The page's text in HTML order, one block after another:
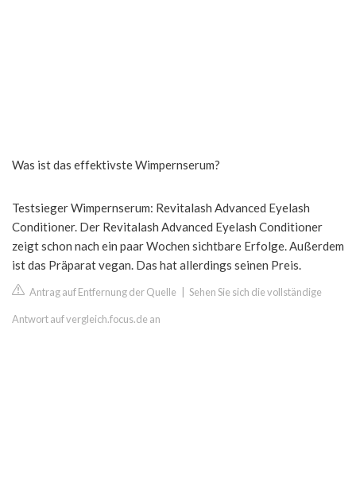
Was ist das effektivste Wimpernserum?
Testsieger Wimpernserum: Revitalash Advanced Eyelash
Conditioner. Der Revitalash Advanced Eyelash Conditioner
zeigt schon nach ein paar Wochen sichtbare Erfolge. Außerdem
ist das Präparat vegan. Das hat allerdings seinen Preis.
Antrag auf Entfernung der Quelle Sehen Sie sich die vollständige
Antwort auf vergleich.focus.de an